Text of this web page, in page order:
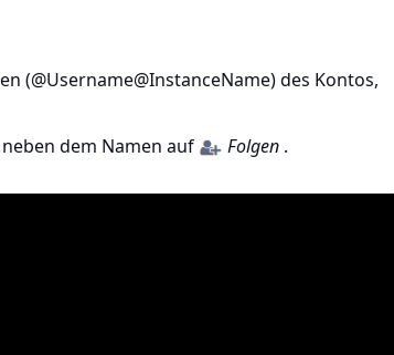
(@Username@InstanceName) des Kontos,
dem Namen auf
Folgen .